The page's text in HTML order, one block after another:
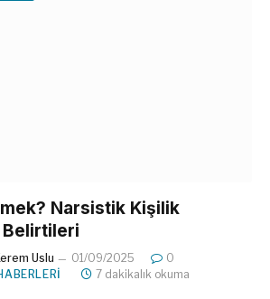
Narsistik Kişilik
Uslu 01/09/2025
0
7 dakikalık okuma